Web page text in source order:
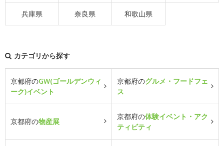
兵庫県 奈良県 和歌山県
カテゴリから探す
京都府のGW(ゴールデンウィ
ーク)イベント
京都府のグルメ・フードフェ
ス
京都府の物産展
京都府の体験イベント・アク
ティビティ